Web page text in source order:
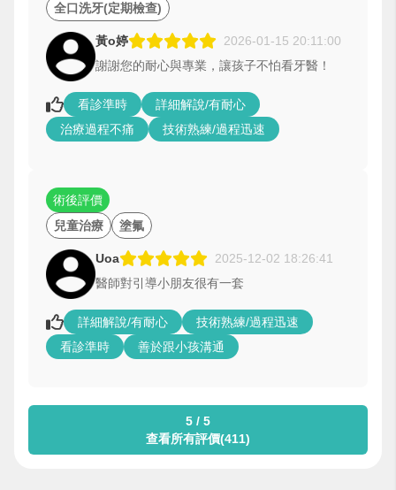
全口洗牙(定期檢查)
黃o婷
2026-01-15 20:11:00
謝謝您的耐心與專業，讓孩子不怕看牙醫！
看診準時
詳細解說/有耐心
治療過程不痛
技術熟練/過程迅速
兒童治療 塗氟
術後評價
Uoa
2025-12-02 18:26:41
醫師對引導小朋友很有一套
詳細解說/有耐心
技術熟練/過程迅速
看診準時
善於跟小孩溝通
5 / 5
查看所有評價(411)